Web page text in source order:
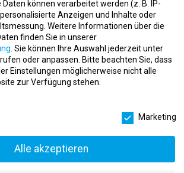
sind.
Wir bieten zahlreiche
Weiterbildung und beruflichen
und kollegiales
unterstützen eine ausgewogene Work-
können verarbeitet werden (z. B. IP-
Anzeigen und Inhalte oder
Weitere Informationen über die
finden Sie in unserer
Sie können Ihre Auswahl jederzeit unter
oder anpassen. Bitte beachten Sie, dass
Einstellungen möglicherweise nicht alle
zur Verfügung stehen.
Marketing
Alle akzeptieren